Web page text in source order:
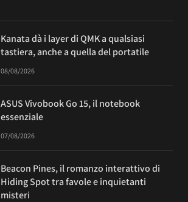
Kanata dà i layer di QMK a qualsiasi
tastiera, anche a quella del portatile
08/08/2026
ASUS Vivobook Go 15, il notebook
essenziale
07/08/2026
Beacon Pines, il romanzo interattivo di
Hiding Spot tra favole e inquietanti
misteri